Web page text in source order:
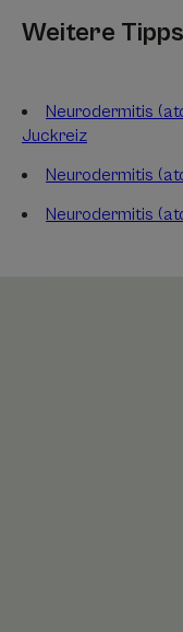
Weitere
Neurodermitis
Juckreiz
Neurodermitis
Neurodermitis